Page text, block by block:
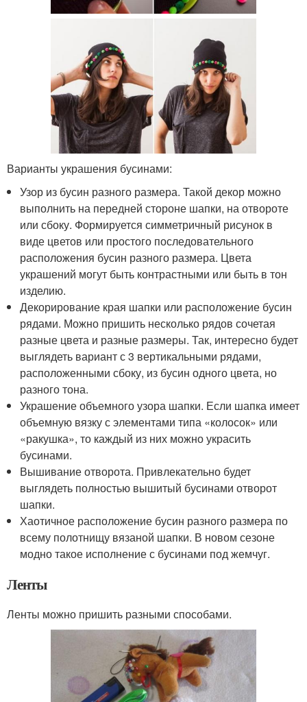
Варианты украшения бусинами:
Узор из бусин разного размера. Такой декор можно
выполнить на передней стороне шапки, на отвороте
или сбоку. Формируется симметричный рисунок в
виде цветов или простого последовательного
расположения бусин разного размера. Цвета
украшений могут быть контрастными или быть в тон
изделию.
Декорирование края шапки или расположение бусин
рядами. Можно пришить несколько рядов сочетая
разные цвета и разные размеры. Так, интересно будет
выглядеть вариант с 3 вертикальными рядами,
расположенными сбоку, из бусин одного цвета, но
разного тона.
Украшение объемного узора шапки. Если шапка имеет
объемную вязку с элементами типа «колосок» или
«ракушка», то каждый из них можно украсить
бусинами.
Вышивание отворота. Привлекательно будет
выглядеть полностью вышитый бусинами отворот
шапки.
Хаотичное расположение бусин разного размера по
всему полотнищу вязаной шапки. В новом сезоне
модно такое исполнение с бусинами под жемчуг.
Ленты
Ленты можно пришить разными способами.